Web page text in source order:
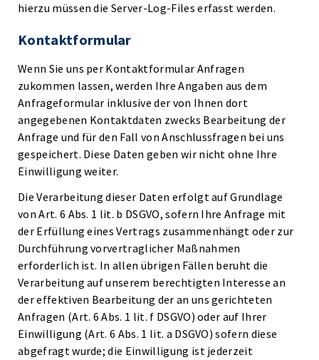
hierzu müssen die Server-Log-Files erfasst werden.
Kontaktformular
Wenn Sie uns per Kontaktformular Anfragen
zukommen lassen, werden Ihre Angaben aus dem
Anfrageformular inklusive der von Ihnen dort
angegebenen Kontaktdaten zwecks Bearbeitung der
Anfrage und für den Fall von Anschlussfragen bei uns
gespeichert. Diese Daten geben wir nicht ohne Ihre
Einwilligung weiter.
Die Verarbeitung dieser Daten erfolgt auf Grundlage
von Art. 6 Abs. 1 lit. b DSGVO, sofern Ihre Anfrage mit
der Erfüllung eines Vertrags zusammenhängt oder zur
Durchführung vorvertraglicher Maßnahmen
erforderlich ist. In allen übrigen Fällen beruht die
Verarbeitung auf unserem berechtigten Interesse an
der effektiven Bearbeitung der an uns gerichteten
Anfragen (Art. 6 Abs. 1 lit. f DSGVO) oder auf Ihrer
Einwilligung (Art. 6 Abs. 1 lit. a DSGVO) sofern diese
abgefragt wurde; die Einwilligung ist jederzeit